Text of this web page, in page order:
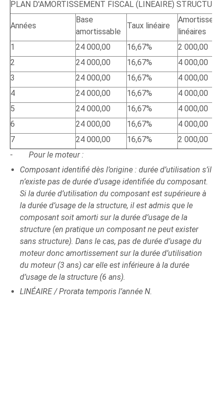
PLAN D'AMORTISSEMENT FISCAL (LINEAIRE) STRUCTURE
Années
Base
amortissable
Taux linéaire
linéaires
1
24 000,00 16,67%
2 000,00
2
24 000,00 16,67%
4 000,00
3
24 000,00 16,67%
4 000,00
4
24 000,00 16,67%
4 000,00
5
24 000,00 16,67%
4 000,00
6
24 000,00 16,67%
4 000,00
7
24 000,00 16,67%
2 000,00
-Pour le moteur :
Composant identifié dès l’origine : durée d’utilisation s’il
n’existe pas de durée d’usage identifiée du composant.
Si la durée d’utilisation du composant est supérieure à
la durée d’usage de la structure, il est admis que le
composant soit amorti sur la durée d’usage de la
structure (en pratique un composant ne peut exister
sans structure). Dans le cas, pas de durée d’usage du
moteur donc amortissement sur la durée d’utilisation
du moteur (3 ans) car elle est inférieure à la durée
d’usage de la structure (6 ans).
LINÉAIRE / Prorata temporis l’année N.